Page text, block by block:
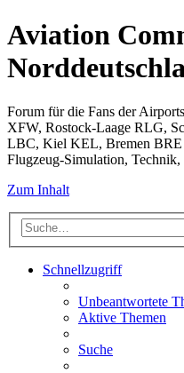
Aviation
Forum für die Fans der
XFW, Rostock-Laage RLG,
LBC, Kiel KEL, Bremen BRE
Flugzeug-Simulation, Technik,
Zum Inhalt
Schnellzugriff
Unbeantwortete
Aktive Themen
Suche